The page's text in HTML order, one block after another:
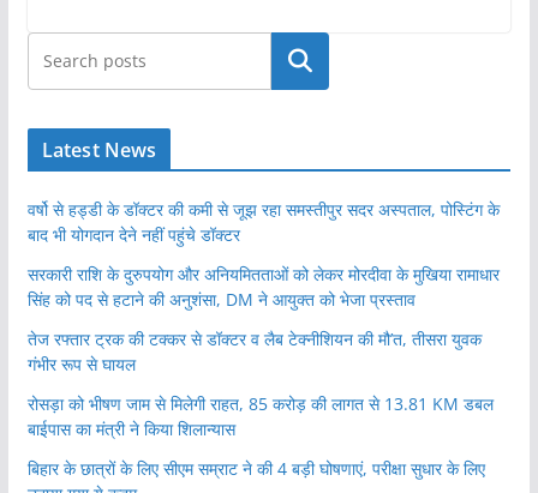
खोजें
Latest News
वर्षो से हड्डी के डॉक्टर की कमी से जूझ रहा समस्तीपुर सदर अस्पताल, पोस्टिंग के
बाद भी योगदान देने नहीं पहुंचे डॉक्टर
सरकारी राशि के दुरुपयोग और अनियमितताओं को लेकर मोरदीवा के मुखिया रामाधार
सिंह को पद से हटाने की अनुशंसा, DM ने आयुक्त को भेजा प्रस्ताव
तेज रफ्तार ट्रक की टक्कर से डॉक्टर व लैब टेक्नीशियन की मौ’त, तीसरा युवक
गंभीर रूप से घायल
रोसड़ा को भीषण जाम से मिलेगी राहत, 85 करोड़ की लागत से 13.81 KM डबल
बाईपास का मंत्री ने किया शिलान्यास
बिहार के छात्रों के लिए सीएम सम्राट ने की 4 बड़ी घोषणाएं, परीक्षा सुधार के लिए